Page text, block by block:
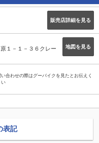
販売店詳細を見る
地図を見る
１－１－３６クレー
合わせの際はグーバイクを見たとお伝えく
い
表記